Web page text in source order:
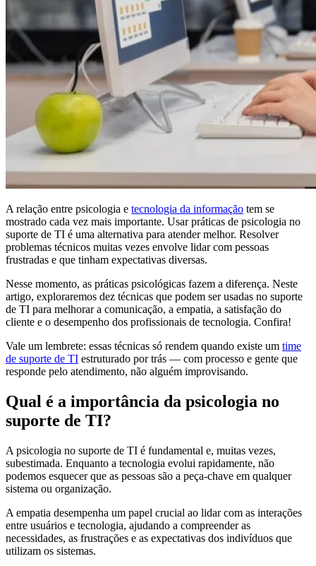
A relação entre psicologia e tecnologia da informação tem se
mostrado cada vez mais importante. Usar práticas de psicologia no
suporte de TI é uma alternativa para atender melhor. Resolver
problemas técnicos muitas vezes envolve lidar com pessoas
frustradas e que tinham expectativas diversas.
Nesse momento, as práticas psicológicas fazem a diferença. Neste
artigo, exploraremos dez técnicas que podem ser usadas no suporte
de TI para melhorar a comunicação, a empatia, a satisfação do
cliente e o desempenho dos profissionais de tecnologia. Confira!
Vale um lembrete: essas técnicas só rendem quando existe um time
de suporte de TI estruturado por trás — com processo e gente que
responde pelo atendimento, não alguém improvisando.
Qual é a importância da psicologia no
suporte de TI?
A psicologia no suporte de TI é fundamental e, muitas vezes,
subestimada. Enquanto a tecnologia evolui rapidamente, não
podemos esquecer que as pessoas são a peça-chave em qualquer
sistema ou organização.
A empatia desempenha um papel crucial ao lidar com as interações
entre usuários e tecnologia, ajudando a compreender as
necessidades, as frustrações e as expectativas dos indivíduos que
utilizam os sistemas.